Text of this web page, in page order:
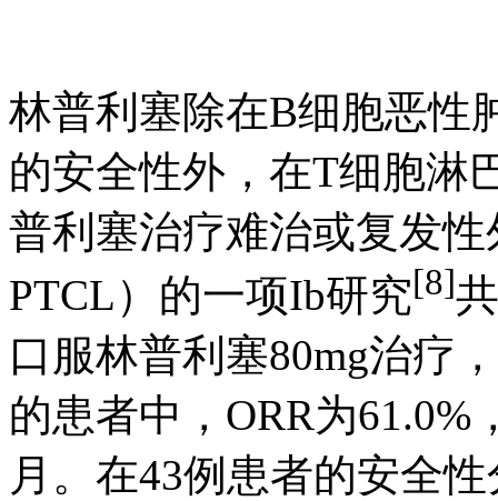
林普利塞除在B细胞恶性
的安全性外，在T细胞淋
普利塞治疗难治或复发
PTCL）的一项Ib研究[8]
口服林普利塞80mg治疗
的患者中，ORR为61.0%
月。在43例患者的安全